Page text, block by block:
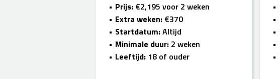
Prijs: €2,195 voor 2 weken
Extra weken: €370
Startdatum:Altijd
Minimale duur: 2 weken
Leeftijd: 18 of ouder